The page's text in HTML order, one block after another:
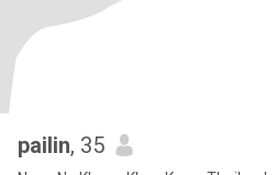
pailin, 35